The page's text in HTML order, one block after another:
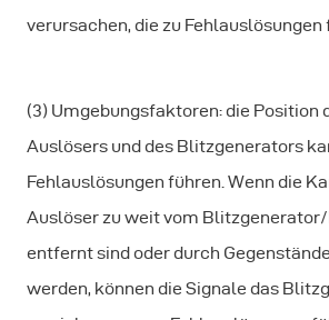
verursachen, die zu Fehlauslösungen
(3) Umgebungsfaktoren: die Position
Auslösers und des Blitzgenerators
Fehlauslösungen führen. Wenn die
Auslöser zu weit vom
entfernt sind oder durch
werden, können die Signale das